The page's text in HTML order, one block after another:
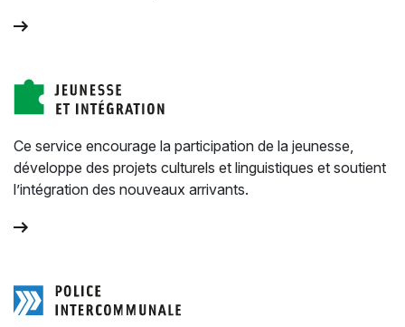
Ce service encourage la participation de la jeunesse,
développe des projets culturels et linguistiques et soutient
l’intégration des nouveaux arrivants.